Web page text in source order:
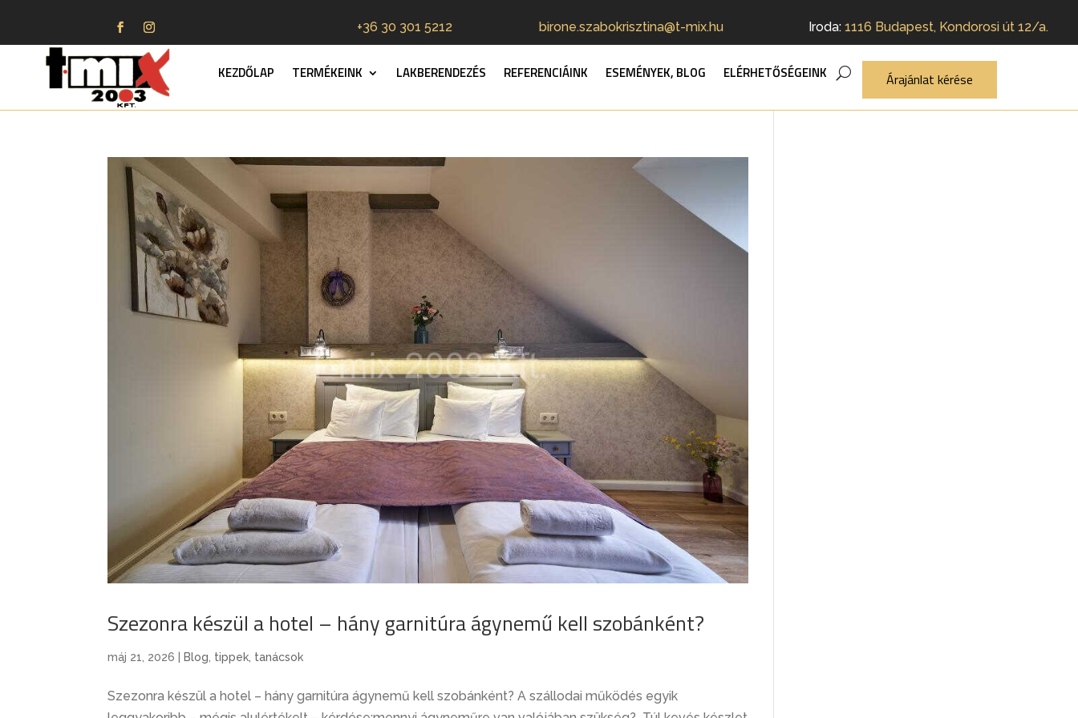
+36 30 301 5212 birone.szabokrisztina@t-mix.hu Iroda: 1116 Budapest, Kondorosi út 12/a.
KEZDŐLAP TERMÉKEINK LAKBERENDEZÉS REFERENCIÁINK ESEMÉNYEK, BLOG ELÉRHETŐSÉGEINK Árajánlat kérése
Szezonra készül a hotel – hány garnitúra ágynemű kell szobánként?
máj 21, 2026 Blog tippek, tanácsok
Szezonra készül a hotel – hány garnitúra ágynemű kell szobánként? A szállodai működés egyik